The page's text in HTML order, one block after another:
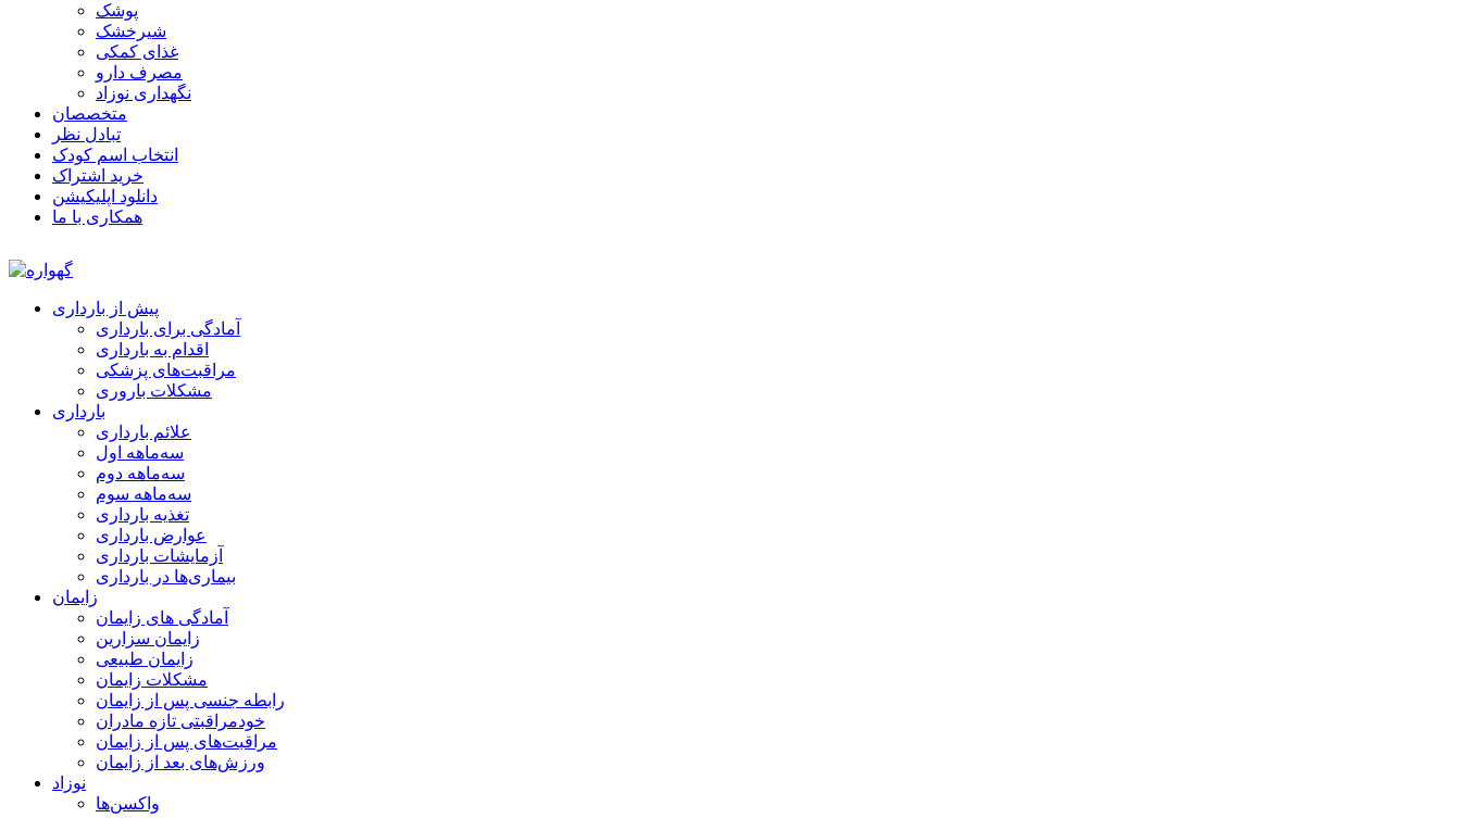
پوشک
شیرخشک
غذای کمکی
مصرف دارو
نگهداری نوزاد
متخصصان
تبادل نظر
انتخاب اسم کودک
خرید اشتراک
دانلود اپلیکیشن
همکاری با ما
پیش از بارداری
آمادگی برای بارداری
اقدام به بارداری
مراقبت‌های پزشکی
مشکلات باروری
بارداری
علائم بارداری
سه‌ماهه اول
سه‌ماهه دوم
سه‌ماهه سوم
تغذیه بارداری
عوارض بارداری
آزمایشات بارداری
بیماری‌ها در بارداری
زایمان
آمادگی های زایمان
زایمان سزارین
زایمان طبیعی
مشکلات زایمان
رابطه جنسی پس از زایمان
خودمراقبتی تازه مادران
مراقبت‌های پس از زایمان
ورزش‌های بعد از زایمان
نوزاد
واکسن‌ها